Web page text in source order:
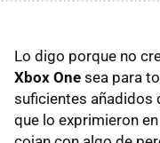
Lo digo porque no
Xbox One sea para
suficientes añadidos
que lo exprimieron